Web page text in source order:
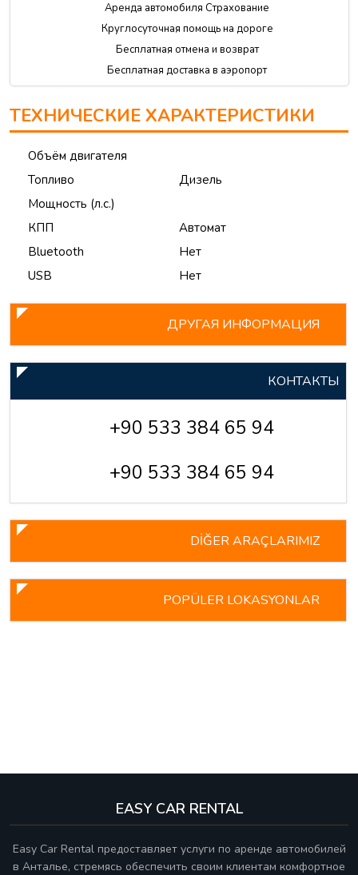
Аренда автомобиля Страхование
Круглосуточная помощь на дороге
Бесплатная отмена и возврат
Бесплатная доставка в аэропорт
ТЕХНИЧЕСКИЕ ХАРАКТЕРИСТИКИ
Объём двигателя
Топливо
Дизель
Мощность (л.с.)
КПП
Автомат
Bluetooth
Нет
USB
Нет
ДРУГАЯ ИНФОРМАЦИЯ
КОНТАКТЫ
+90 533 384 65 94
+90 533 384 65 94
DİĞER ARAÇLARIMIZ
POPÜLER LOKASYONLAR
EASY CAR RENTAL
Easy Car Rental предоставляет услуги по аренде автомобилей
в Анталье, стремясь обеспечить своим клиентам комфортное